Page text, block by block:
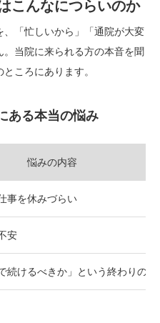
こんなにつらいのか
「忙しいから」「通院が大変
当院に来られる方の本音を聞
ころにあります。
ある本当の悩み
悩みの内容
事を休みづらい
安
続けるべきか」という終わりの